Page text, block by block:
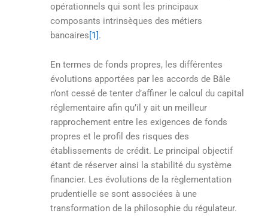
opérationnels qui sont les principaux
composants intrinsèques des métiers
bancaires[1].
En termes de fonds propres, les différentes
évolutions apportées par les accords de Bâle
n’ont cessé de tenter d’affiner le calcul du capital
réglementaire afin qu’il y ait un meilleur
rapprochement entre les exigences de fonds
propres et le profil des risques des
établissements de crédit. Le principal objectif
étant de réserver ainsi la stabilité du système
financier. Les évolutions de la règlementation
prudentielle se sont associées à une
transformation de la philosophie du régulateur.